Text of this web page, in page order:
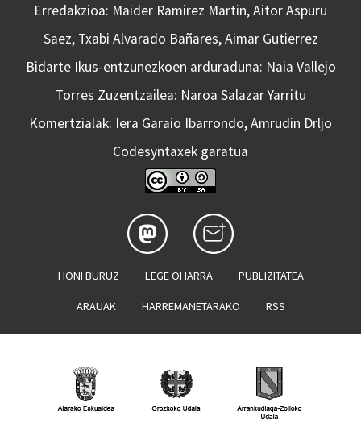
Erredakzioa: Maider Ramirez Martin, Aitor Aspuru
Saez, Txabi Alvarado Bañares, Aimar Gutierrez
Bidarte Ikus-entzunezkoen arduraduna: Naia Vallejo
Torres Zuzentzailea: Naroa Salazar Yarritu
Komertzialak: Iera Garaio Ibarrondo, Amrudin Drljo
Codesyntaxek garatua
HONI BURUZ LEGE OHARRA PUBLIZITATEA
ARAUAK HARREMANETARAKO RSS